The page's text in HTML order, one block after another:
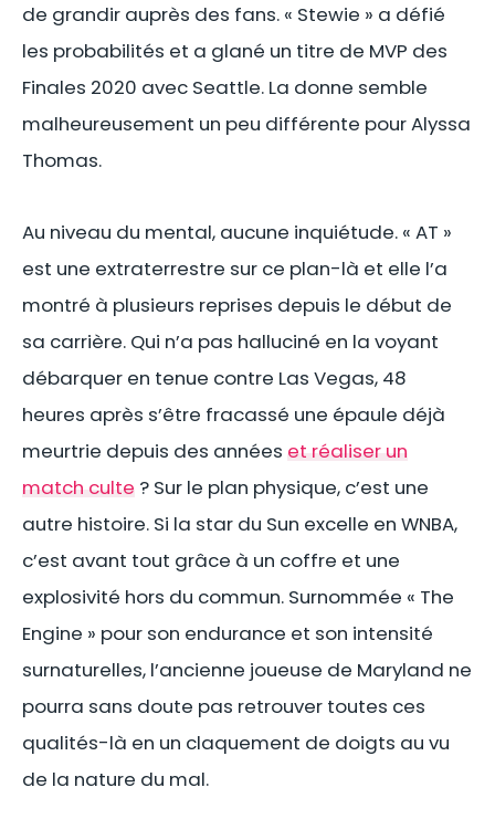
de grandir auprès des fans. « Stewie » a défié
les probabilités et a glané un titre de MVP des
Finales 2020 avec Seattle. La donne semble
malheureusement un peu différente pour Alyssa
Thomas.
Au niveau du mental, aucune inquiétude. « AT »
est une extraterrestre sur ce plan-là et elle l’a
montré à plusieurs reprises depuis le début de
sa carrière. Qui n’a pas halluciné en la voyant
débarquer en tenue contre Las Vegas, 48
heures après s’être fracassé une épaule déjà
meurtrie depuis des années et réaliser un
match culte ? Sur le plan physique, c’est une
autre histoire. Si la star du Sun excelle en WNBA,
c’est avant tout grâce à un coffre et une
explosivité hors du commun. Surnommée « The
Engine » pour son endurance et son intensité
surnaturelles, l’ancienne joueuse de Maryland ne
pourra sans doute pas retrouver toutes ces
qualités-là en un claquement de doigts au vu
de la nature du mal.